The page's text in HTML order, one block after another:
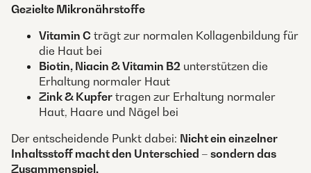
Gezielte Mikronährstoffe
Vitamin C trägt zur normalen Kollagenbildung für
die Haut bei
Biotin, Niacin & Vitamin B2 unterstützen die
Erhaltung normaler Haut
Zink & Kupfer tragen zur Erhaltung normaler
Haut, Haare und Nägel bei
Der entscheidende Punkt dabei: Nicht ein einzelner
Inhaltsstoff macht den Unterschied – sondern das
Zusammenspiel.